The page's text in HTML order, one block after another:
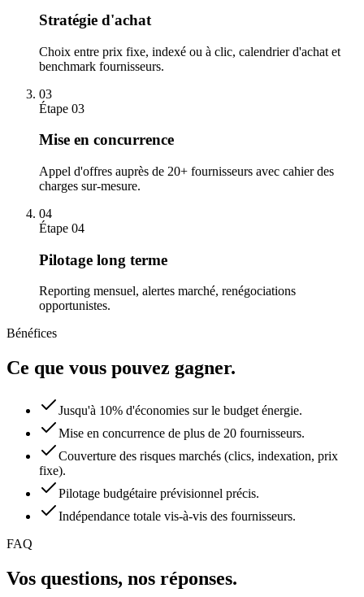
Stratégie d'achat
Choix entre prix fixe, indexé ou à clic, calendrier d'achat et
benchmark fournisseurs.
03
Étape 03
Mise en concurrence
Appel d'offres auprès de 20+ fournisseurs avec cahier des
charges sur-mesure.
04
Étape 04
Pilotage long terme
Reporting mensuel, alertes marché, renégociations
opportunistes.
Bénéfices
Ce que vous pouvez gagner.
Jusqu'à 10% d'économies sur le budget énergie.
Mise en concurrence de plus de 20 fournisseurs.
Couverture des risques marchés (clics, indexation, prix
fixe).
Pilotage budgétaire prévisionnel précis.
Indépendance totale vis-à-vis des fournisseurs.
FAQ
Vos questions, nos réponses.